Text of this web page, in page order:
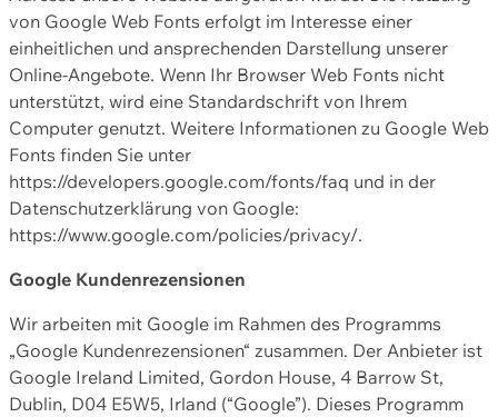
von Google Web Fonts erfolgt im Interesse einer
einheitlichen und ansprechenden Darstellung unserer
Online-Angebote. Wenn Ihr Browser Web Fonts nicht
unterstützt, wird eine Standardschrift von Ihrem
Computer genutzt. Weitere Informationen zu Google Web
Fonts finden Sie unter
https://developers.google.com/fonts/faq und in der
Datenschutzerklärung von Google:
https://www.google.com/policies/privacy/.
Google Kundenrezensionen
Wir arbeiten mit Google im Rahmen des Programms
„Google Kundenrezensionen“ zusammen. Der Anbieter ist
Google Ireland Limited, Gordon House, 4 Barrow St,
Dublin, D04 E5W5, Irland (“Google”). Dieses Programm